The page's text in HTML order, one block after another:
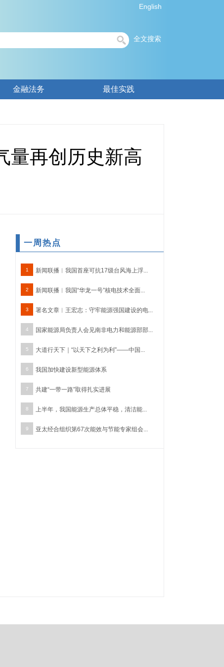
English
全文搜索
金融法务 最佳实践
量再创历史新高
一周热点
1 新闻联播︱我国首座可抗17级台风海上浮...
2 新闻联播︱我国“华龙一号”核电技术全面...
3 署名文章︱王宏志：守牢能源强国建设的电...
4 国家能源局负责人会见南非电力和能源部部...
5 大道行天下｜“以天下之利为利”——中国...
6 我国加快建设新型能源体系
7 共建“一带一路”取得扎实进展
8 上半年，我国能源生产总体平稳，清洁能...
9 亚太经合组织第67次能效与节能专家组会...